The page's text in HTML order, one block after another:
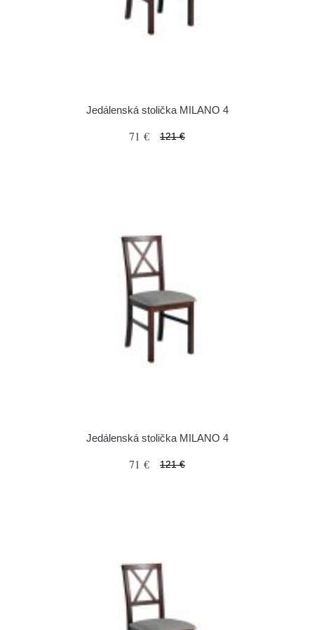
Jedálenská stolička MILANO 4
71 € 121 €
Jedálenská stolička MILANO 4
71 € 121 €